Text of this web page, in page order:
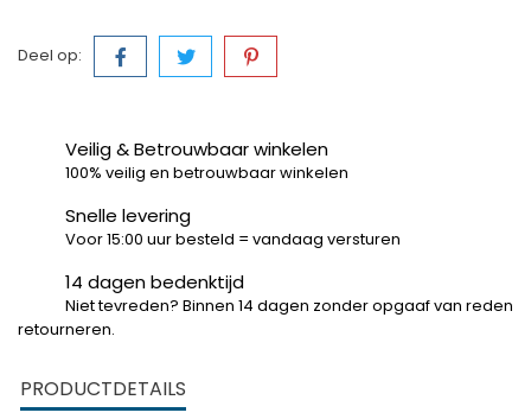
Deel op:
Veilig & Betrouwbaar winkelen
100% veilig en betrouwbaar winkelen
Snelle levering
Voor 15:00 uur besteld = vandaag versturen
14 dagen bedenktijd
Niet tevreden? Binnen 14 dagen zonder opgaaf van reden
retourneren.
PRODUCTDETAILS